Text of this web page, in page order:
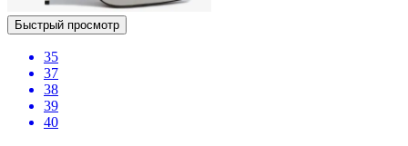
Быстрый просмотр
35
37
38
39
40